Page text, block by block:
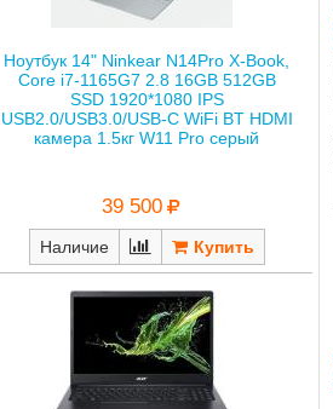
Ноутбук 14" Ninkear N14Pro X-Book,
Core i7-1165G7 2.8 16GB 512GB
SSD 1920*1080 IPS
USB2.0/USB3.0/USB-C WiFi BT HDMI
камера 1.5кг W11 Pro серый
39 500
Наличие